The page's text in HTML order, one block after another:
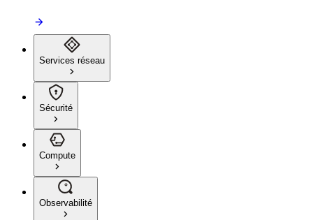
Services réseau
Sécurité
Compute
Observabilité